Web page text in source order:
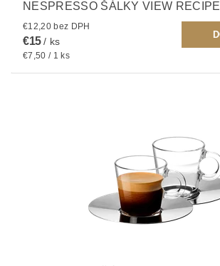
NESPRESSO ŠÁLKY VIEW RECIPE
€12,20 bez DPH
€15/ ks
€7,50 / 1 ks